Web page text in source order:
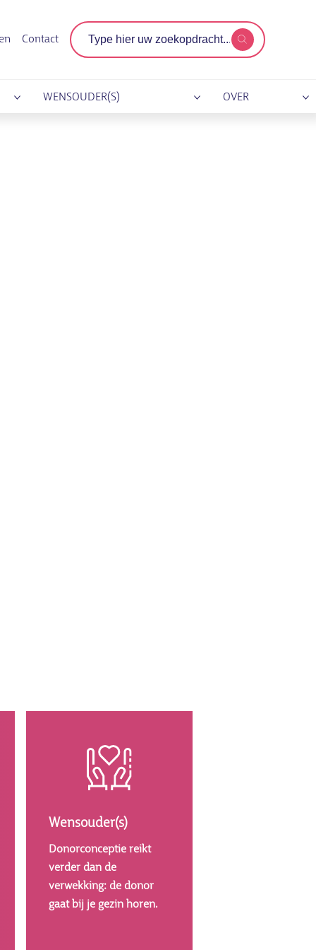
Contact
Zoekterm
WENSOUDER(S) OVER
Wensouder(s)
Donorconceptie reikt
verder dan de
verwekking: de donor
gaat bij je gezin horen.
Afbeelding